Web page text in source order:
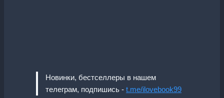
Новинки, бестселлеры в нашем
телеграм, подпишись - t.me/ilovebook99